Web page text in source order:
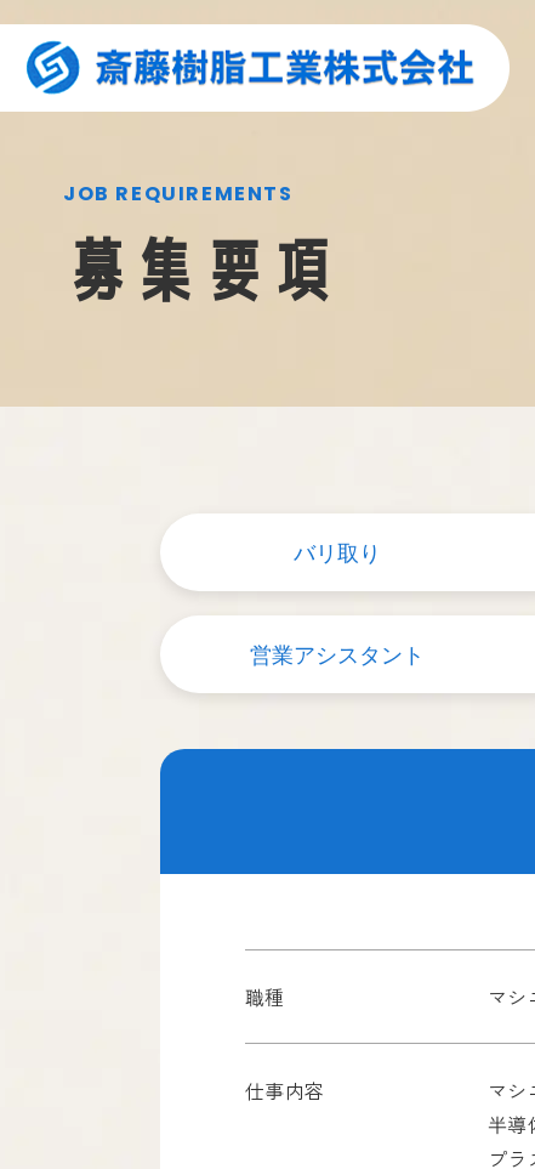
JOB REQUIREMENTS
募集要項
バリ取り
営業アシスタント
職種 マシ
仕事内容
マシ
半導
プ